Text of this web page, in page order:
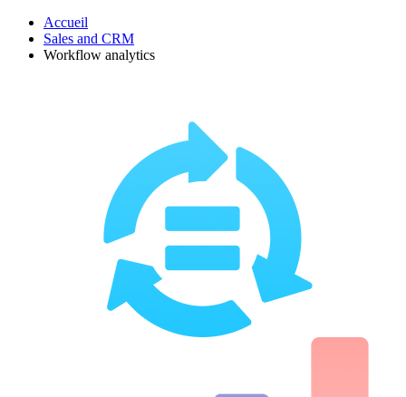
Accueil
Sales and CRM
Workflow analytics